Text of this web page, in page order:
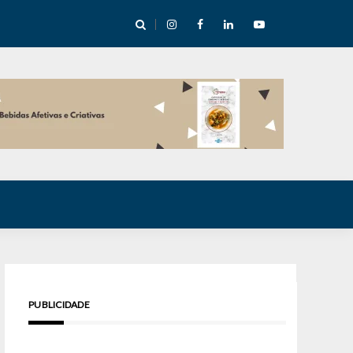
abre mentoria de storytelling com 10 vagas
PUBLICIDADE